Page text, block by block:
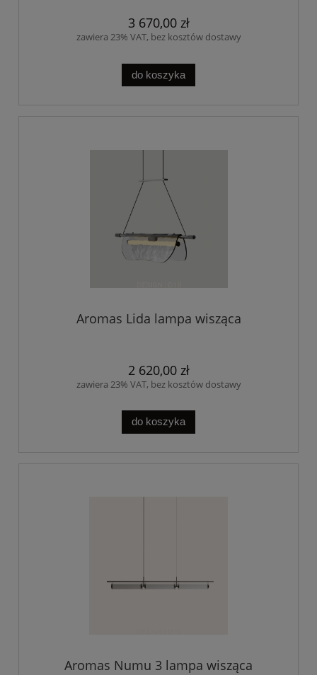
3 670,00 zł
zawiera 23% VAT, bez kosztów dostawy
do koszyka
Aromas Lida lampa wisząca
2 620,00 zł
zawiera 23% VAT, bez kosztów dostawy
do koszyka
Aromas Numu 3 lampa wisząca